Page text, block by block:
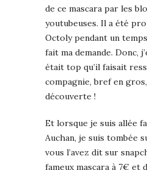
de ce mascara par les
youtubeuses. Il a été
Octoly pendant un temps
fait ma demande. Donc,
était top qu’il faisait
compagnie, bref en
découverte !
Et lorsque je suis allée
Auchan, je suis tombée
vous l’avez dit sur
fameux mascara à 7€ et